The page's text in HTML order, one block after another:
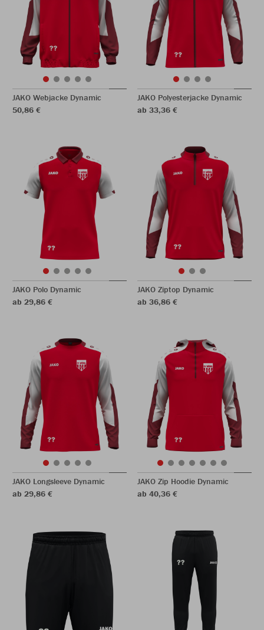
JAKO Webjacke Dynamic
50,86 €
JAKO Polyesterjacke Dynamic
ab 33,36 €
JAKO Polo Dynamic
ab 29,86 €
JAKO Ziptop Dynamic
ab 36,86 €
JAKO Longsleeve Dynamic
ab 29,86 €
JAKO Zip Hoodie Dynamic
ab 40,36 €